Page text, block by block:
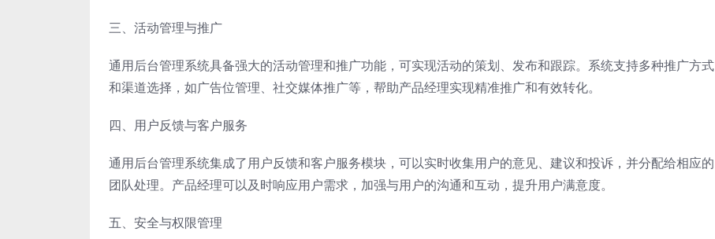
三、活动管理与推广
通用后台管理系统具备强大的活动管理和推广功能，可实现活动的策划、发布和跟踪。系统支持多种推广方式
和渠道选择，如广告位管理、社交媒体推广等，帮助产品经理实现精准推广和有效转化。
四、用户反馈与客户服务
通用后台管理系统集成了用户反馈和客户服务模块，可以实时收集用户的意见、建议和投诉，并分配给相应的
团队处理。产品经理可以及时响应用户需求，加强与用户的沟通和互动，提升用户满意度。
五、安全与权限管理